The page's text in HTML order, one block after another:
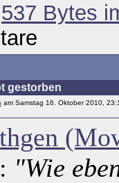
537 Bytes
gestorben
am Samstag 16. Oktober 2010,
"Wie